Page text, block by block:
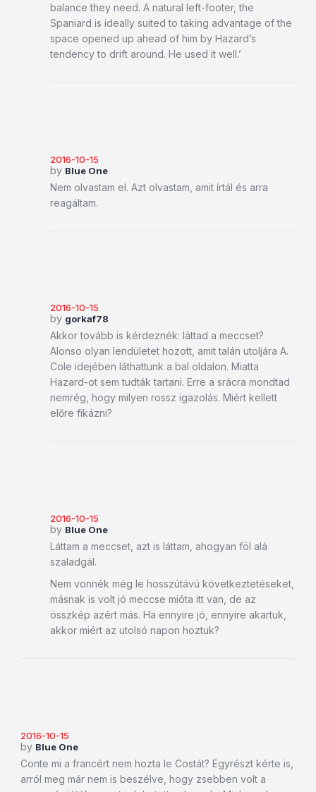
balance they need. A natural left-footer, the
Spaniard is ideally suited to taking advantage of the
space opened up ahead of him by Hazard’s
tendency to drift around. He used it well.’
2016-10-15
by Blue One
Nem olvastam el. Azt olvastam, amit írtál és arra
reagáltam.
2016-10-15
by gorkaf78
Akkor tovább is kérdeznék: láttad a meccset?
Alonso olyan lendületet hozott, amit talán utoljára A.
Cole idejében láthattunk a bal oldalon. Miatta
Hazard-ot sem tudták tartani. Erre a srácra mondtad
nemrég, hogy milyen rossz igazolás. Miért kellett
előre fikázni?
2016-10-15
by Blue One
Láttam a meccset, azt is láttam, ahogyan föl alá
szaladgál.
Nem vonnék még le hosszútávú következtetéseket,
másnak is volt jó meccse mióta itt van, de az
összkép azért más. Ha ennyire jó, ennyire akartuk,
akkor miért az utolsó napon hoztuk?
2016-10-15
by Blue One
Conte mi a francért nem hozta le Costát? Egyrészt kérte is,
arról meg már nem is beszélve, hogy zsebben volt a